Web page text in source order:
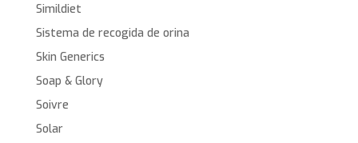
Simildiet
Sistema de recogida de orina
Skin Generics
Soap & Glory
Soivre
Solar